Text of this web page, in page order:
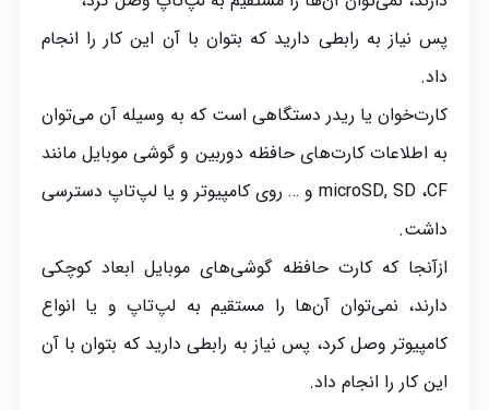
پس نیاز به رابطی دارید که بتوان با آن این کار را انجام
داد.
کارت‌خوان یا ریدر دستگاهی است که به وسیله آن می‌توان
به اطلاعاتکارت‌های حافظه دوربین و گوشی موبایل مانند
microSD, SD ،CF و … روی کامپیوتر و یا لپ‌تاپ دسترسی
داشت.
ازآنجا که کارت حافظه گوشی‌های موبایل ابعاد کوچکی
دارند، نمی‌توان آن‌ها را مستقیم به لپ‌تاپ و یا انواع
کامپیوتر وصل کرد، پس نیاز به رابطی دارید که بتوان با آن
این کار را انجام داد.